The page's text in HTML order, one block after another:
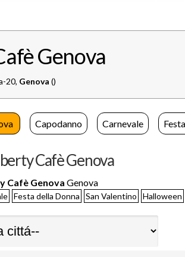
Genova
20, Genova ()
Capodanno Carnevale
Cafè Genova
Cafè Genova Genova
Festa della Donna San Valentino Halloween